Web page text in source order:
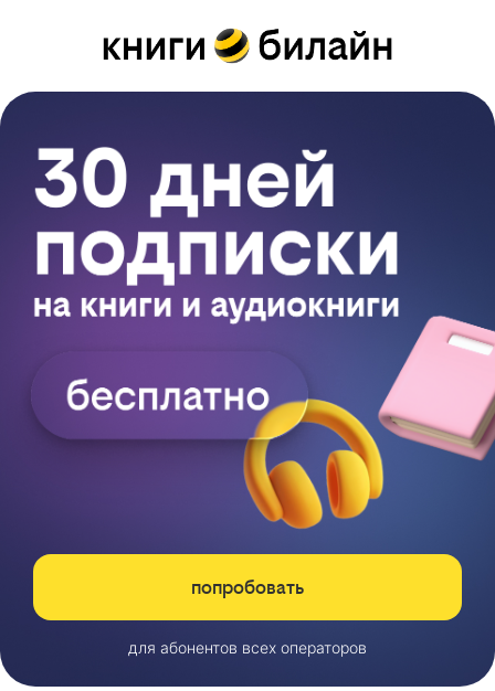
попробовать
для абонентов всех операторов